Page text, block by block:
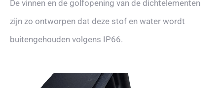
De vinnen en de golfopening van de dichtelementen
zijn zo ontworpen dat deze stof en water wordt
buitengehouden volgens IP66.